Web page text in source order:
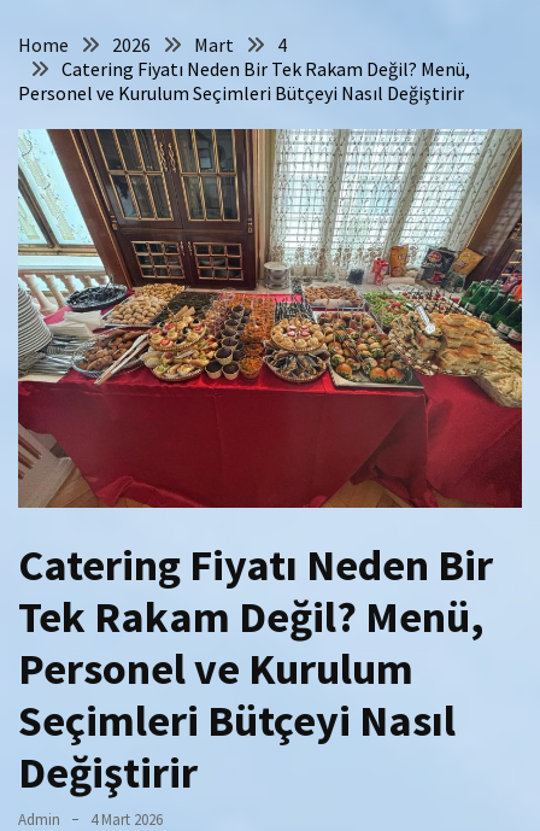
Home 2026 Mart
4
Catering Fiyatı Neden Bir Tek Rakam Değil? Menü,
Personel ve Kurulum Seçimleri Bütçeyi Nasıl Değiştirir
Catering Fiyatı Neden Bir
Tek Rakam Değil? Menü,
Personel ve Kurulum
Seçimleri Bütçeyi Nasıl
Değiştirir
Admin 4 Mart 2026